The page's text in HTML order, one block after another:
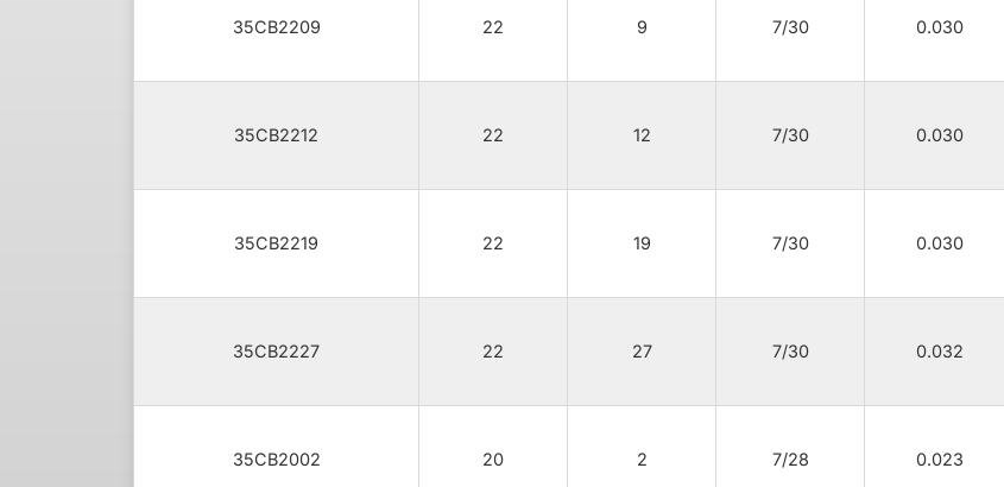
35CB2209 22 9 7/30 0.030
35CB2212 22 12 7/30 0.030
35CB2219 22 19 7/30 0.030
35CB2227 22 27 7/30 0.032
35CB2002 20 2 7/28 0.023